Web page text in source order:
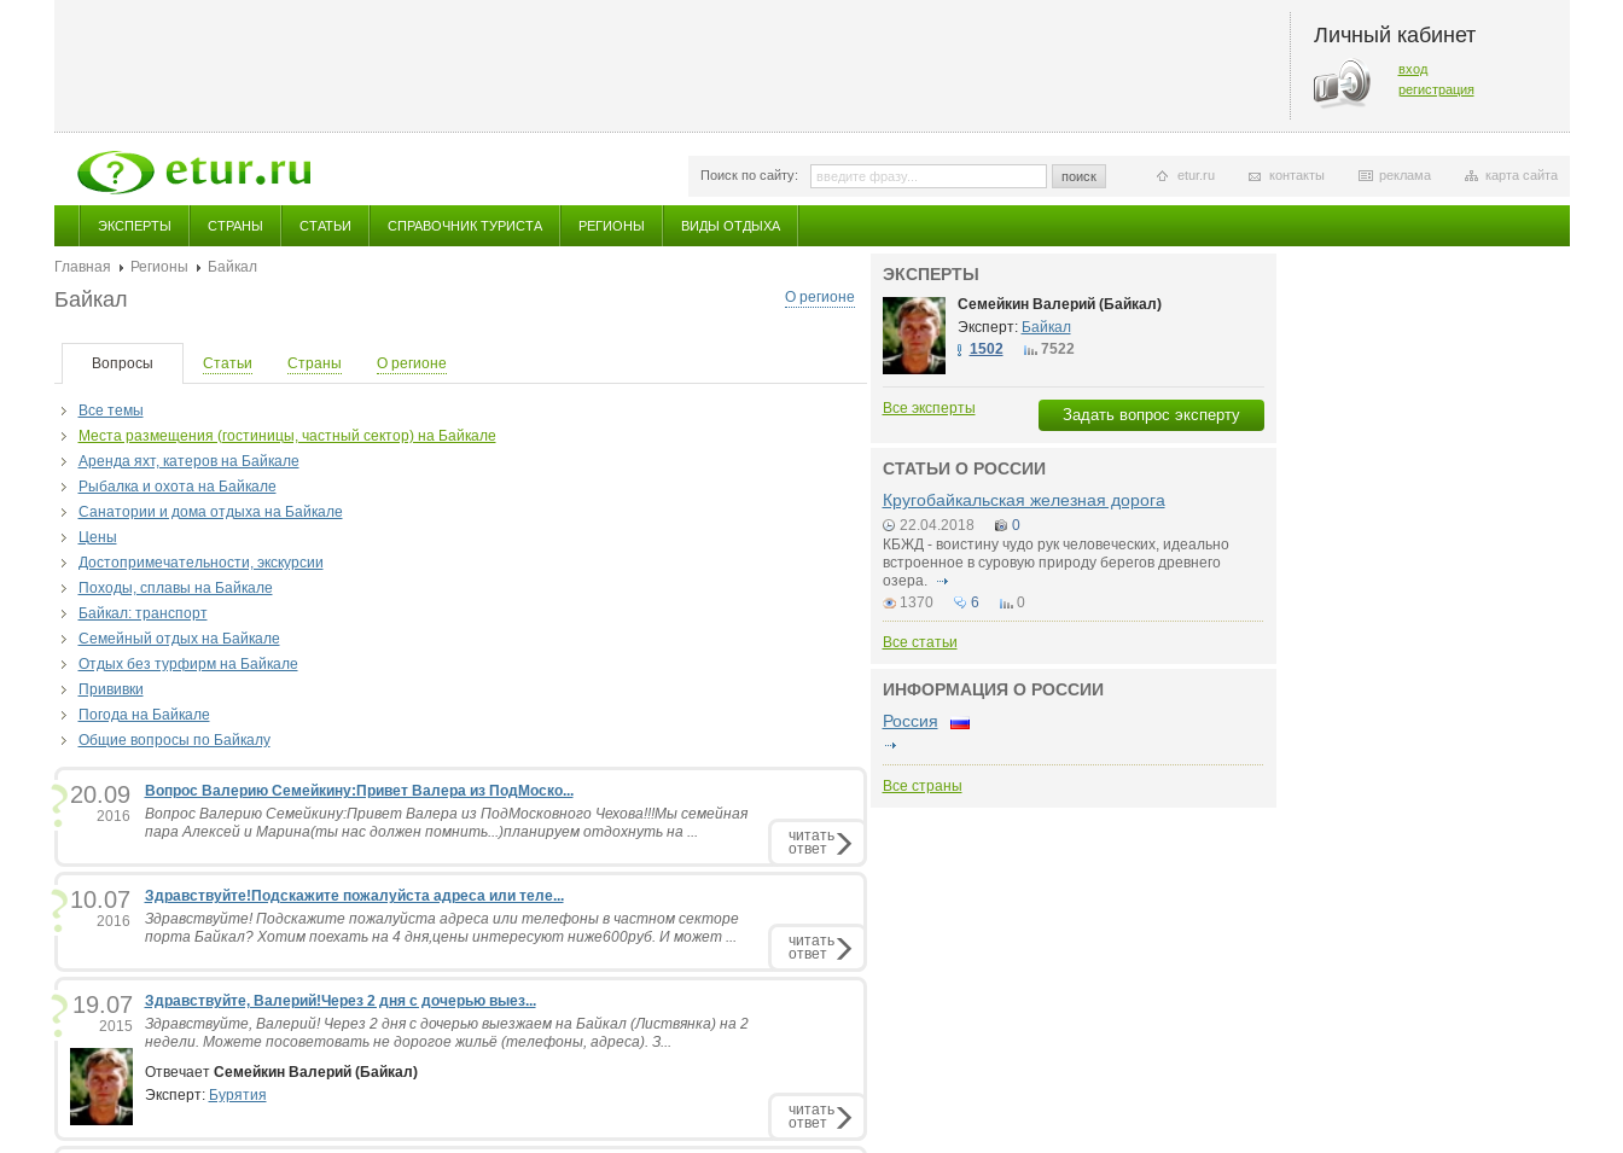
Личный кабинет
вход
регистрация
Поиск по сайту: поиск карта сайта
реклама
контакты
etur.ru
ЭКСПЕРТЫ СТРАНЫ СТАТЬИ СПРАВОЧНИК ТУРИСТА РЕГИОНЫ ВИДЫ ОТДЫХА
Главная Регионы
Байкал
О регионе
Байкал
Вопросы Статьи Страны О регионе
Все темы
Места размещения (гостиницы, частный сектор) на Байкале
Аренда яхт, катеров на Байкале
Рыбалка и охота на Байкале
Санатории и дома отдыха на Байкале
Цены
Достопримечательности, экскурсии
Походы, сплавы на Байкале
Байкал: транспорт
Семейный отдых на Байкале
Отдых без турфирм на Байкале
Прививки
Погода на Байкале
Общие вопросы по Байкалу
20.09
2016
Вопрос Валерию Семейкину:Привет Валера из ПодМоско...
Вопрос Валерию Семейкину:Привет Валера из ПодМосковного Чехова!!!Мы семейная
пара Алексей и Марина(ты нас должен помнить...)планируем отдохнуть на ...
читать
ответ
10.07
2016
Здравствуйте!Подскажите пожалуйста адреса или теле...
Здравствуйте! Подскажите пожалуйста адреса или телефоны в частном секторе
порта Байкал? Хотим поехать на 4 дня,цены интересуют ниже600руб. И может ...
читать
ответ
19.07
2015
Здравствуйте, Валерий!Через 2 дня с дочерью выез...
Здравствуйте, Валерий! Через 2 дня с дочерью выезжаем на Байкал (Листвянка) на 2
недели. Можете посоветовать не дорогое жильё (телефоны, адреса). З...
Отвечает Семейкин Валерий (Байкал)
Эксперт: Бурятия
читать
ответ
ЭКСПЕРТЫ
Семейкин Валерий (Байкал)
Эксперт: Байкал
1502
7522
Задать вопрос эксперту
Все эксперты
СТАТЬИ О РОССИИ
Кругобайкальская железная дорога
22.04.2018
0
КБЖД - воистину чудо рук человеческих, идеально
встроенное в суровую природу берегов древнего
озера.
1370
6 0
Все статьи
ИНФОРМАЦИЯ О РОССИИ
Россия
Все страны